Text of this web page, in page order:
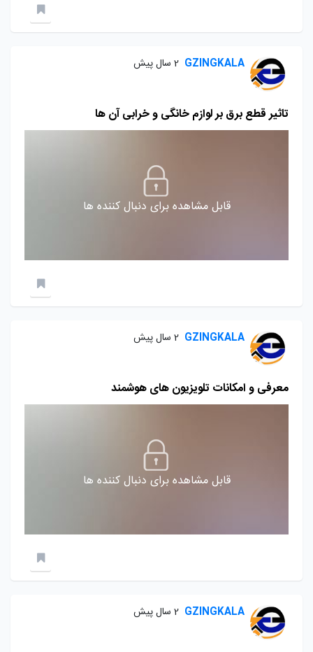
GZINGKALA 2 سال پیش
تاثیر قطع برق بر لوازم خانگی و خرابی آن ها
قابل مشاهده برای دنبال کننده ها
GZINGKALA 2 سال پیش
معرفی و امکانات تلویزیون های هوشمند
قابل مشاهده برای دنبال کننده ها
GZINGKALA 2 سال پیش